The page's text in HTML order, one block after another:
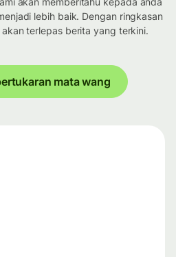
lebih baik. Dengan ringkasan
terlepas berita yang terkini.
mata wang